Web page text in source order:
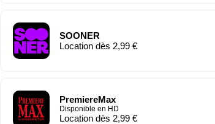
SOONER
Location dès 2,99 €
PremiereMax
Disponible en HD
Location dès 2,99 €